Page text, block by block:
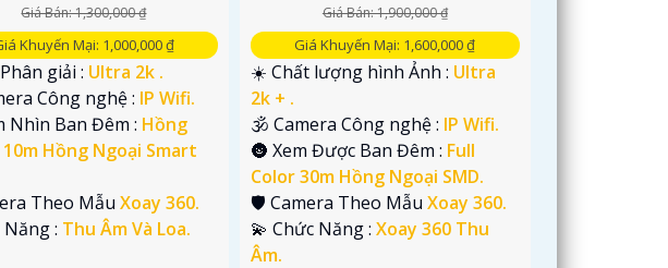
Giá Bán: 1,300,000 ₫
Khuyến Mại: 1,000,000 ₫
giải : Ultra 2k .
Công nghệ : IP Wifi.
Nhìn Ban Đêm : Hồng
Hồng Ngoại Smart
Theo Mẫu Xoay 360.
: Thu Âm Và Loa.
Giá Bán: 1,900,000 ₫
Giá Khuyến Mại: 1,600,000 ₫
☀️ Chất lượng hình Ảnh : Ultra
2k + .
🕉️ Camera Công nghệ : IP Wifi.
🌚 Xem Được Ban Đêm : Full
Color 30m Hồng Ngoại SMD.
🛡 Camera Theo MẫuXoay 360.
️💫 Chức Năng :Xoay 360 Thu
Âm.